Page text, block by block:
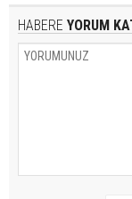
HABERE YORUM